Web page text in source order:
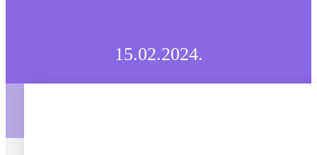
15.02.2024.